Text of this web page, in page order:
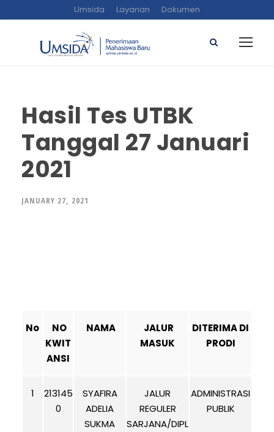
Umsida Layanan Dokumen
Hasil Tes UTBK
Tanggal 27 Januari
2021
JANUARY 27, 2021
No
NO
KWIT
ANSI
NAMA
JALUR
MASUK
DITERIMA DI
PRODI
1
213145
0
SYAFIRA
ADELIA
SUKMA
JALUR
REGULER
SARJANA/DIPL
ADMINISTRASI
PUBLIK